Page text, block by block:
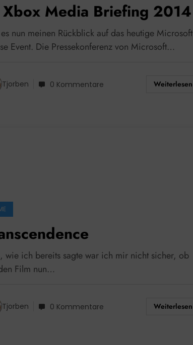
Xbox Media Briefing 2014
nun meinen Rückblick auf das heutige Microsoft
Event. Die Pressekonferenz von Microsoft…
Tjorben 0 Kommentare Weiterlesen
wie ich bereits sagte war ich mir nicht sicher, ob
Film nun…
Tjorben 0 Kommentare Weiterlesen